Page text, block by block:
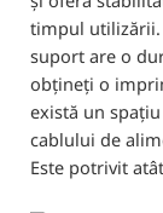
timpul utilizării.
suport are o
obțineți o
există un
cablului de
Este potrivit